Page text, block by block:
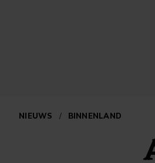
NIEUWS / BINNENLAND